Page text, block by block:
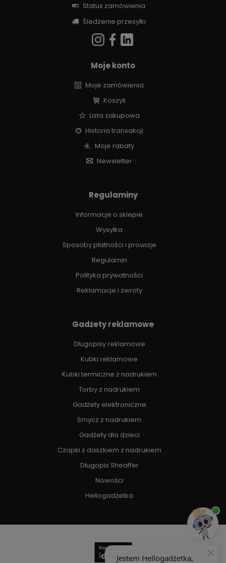
Status zamówienia
Śledzenie przesyłki
Moje konto
Moje zamówienia
Koszyk
Lista zakupowa
Historia transakcji
Moje rabaty
Newsletter
Regulaminy
Informacje o sklepie
Wysyłka
Sposoby płatności i prowizje
Regulamin
Polityka prywatności
Reklamacje i zwroty
Gadżety reklamowe
Długopisy reklamowe
Kubki reklamowe
Kubki termiczne z nadrukiem
Torby z nadrukiem
Gadżety elektroniczne
Smycz z nadrukiem
Gadżety dla dzieci
Czapki z daszkiem z nadrukiem
Długopis Sheaffer
Nowości
Hellogadżetka